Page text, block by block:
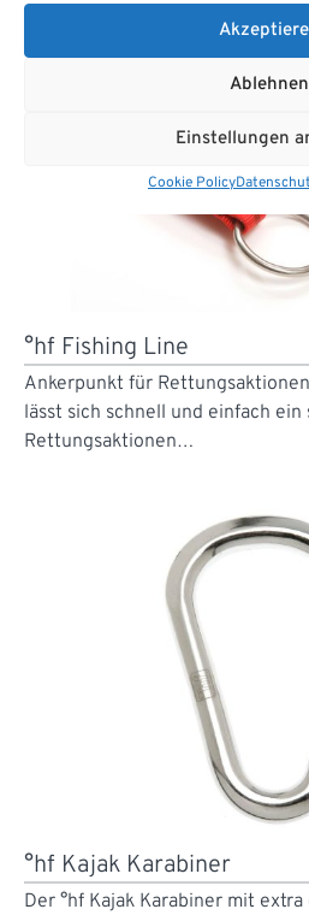
Ablehnen
Einstellungen
Cookie Policy
°hf Fishing Line
Ankerpunkt für
lässt sich schnell und einfach
Rettungsaktionen…
°hf Kajak Karabiner
Der °hf Kajak Karabiner mit